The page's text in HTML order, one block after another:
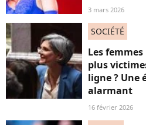
3 mars 2026
SOCIÉTÉ
Les
plus
ligne ? Une
alarmant
16 février 2026